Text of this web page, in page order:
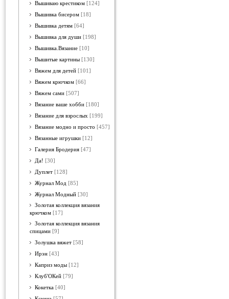
Вышиваю крестиком [124]
Вышивка бисером [18]
Вышивка детям [64]
Вышивка для души [198]
Вышивка.Вязание [10]
Вышитые картины [130]
Вяжем для детей [101]
Вяжем крючком [66]
Вяжем сами [507]
Вязание ваше хобби [180]
Вязание для взрослых [199]
Вязание модно и просто [457]
Вязанные игрушки [12]
Галерия Бродерия [47]
Да! [30]
Дуплет [128]
Журнал Мод [85]
Журнал Модный [30]
Золотая коллекция вязания
крючком [17]
Золотая коллекция вязания
спицами [9]
Золушка вяжет [58]
Ирэн [43]
Каприз моды [12]
Клуб'ОКей [79]
Кокетка [40]